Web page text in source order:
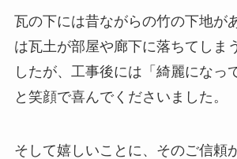
瓦の下には昔ながらの竹の下地が
は瓦土が部屋や廊下に落ちてしま
したが、工事後には「綺麗になっ
と笑顔で喜んでくださいました。
そして嬉しいことに、そのご信頼